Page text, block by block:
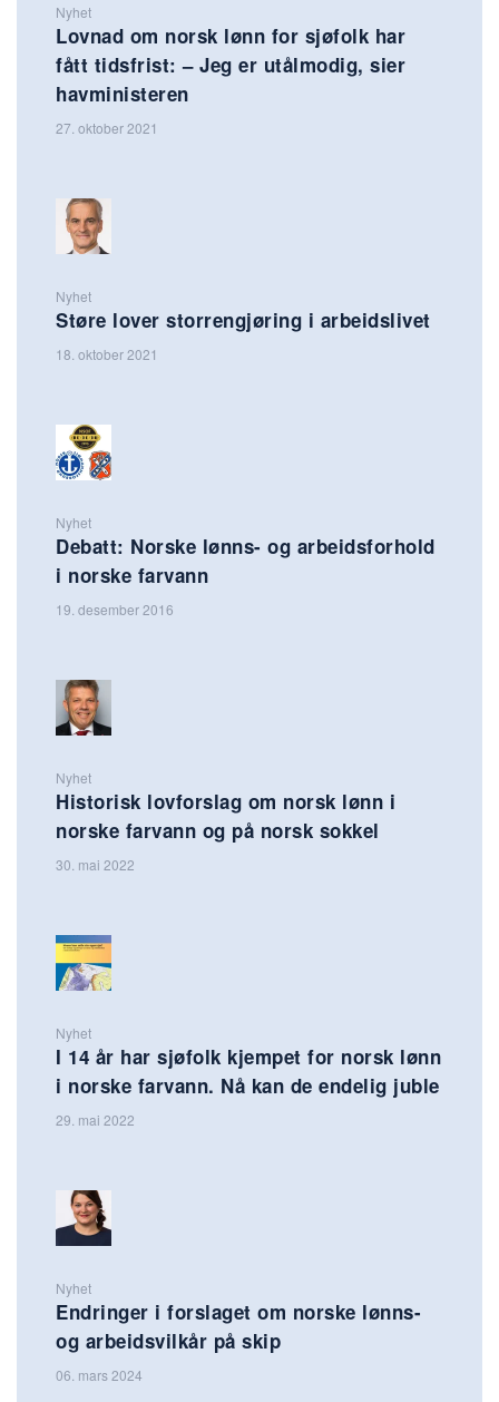
Nyhet
Lovnad om norsk lønn for sjøfolk har
fått tidsfrist: – Jeg er utålmodig, sier
havministeren
27. oktober 2021
Nyhet
Støre lover storrengjøring i arbeidslivet
18. oktober 2021
Nyhet
Debatt: Norske lønns- og arbeidsforhold
i norske farvann
19. desember 2016
Nyhet
Historisk lovforslag om norsk lønn i
norske farvann og på norsk sokkel
30. mai 2022
Nyhet
I 14 år har sjøfolk kjempet for norsk lønn
i norske farvann. Nå kan de endelig juble
29. mai 2022
Nyhet
Endringer i forslaget om norske lønns-
og arbeidsvilkår på skip
06. mars 2024